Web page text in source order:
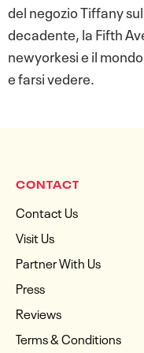
del negozio Tiffany
decadente, la Fifth
newyorkesi e il
e farsi vedere.
CONTACT
Contact Us
Visit Us
Partner With Us
Press
Reviews
Terms & Conditions